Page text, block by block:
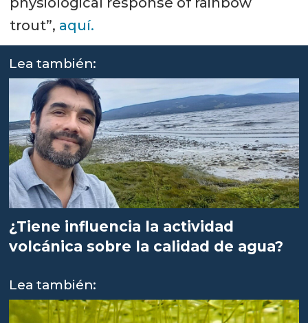
trout”, aquí.
Lea también:
¿Tiene influencia la actividad
volcánica sobre la calidad de agua?
Lea también: